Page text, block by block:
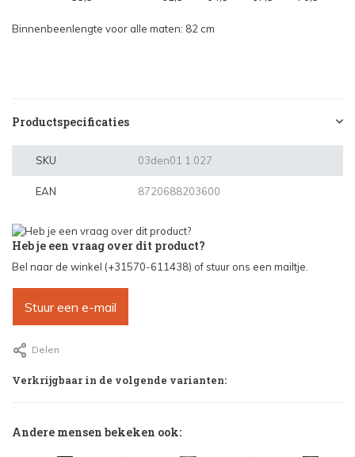
Binnenbeenlengte voor alle maten: 82 cm
Productspecificaties
SKU 03den01 1.027
EAN 8720688203600
Heb je een vraag over dit product?
Bel naar de winkel (+31570-611438) of stuur ons een mailtje.
Stuur een e-mail
Delen
Verkrijgbaar in de volgende varianten:
Andere mensen bekeken ook: